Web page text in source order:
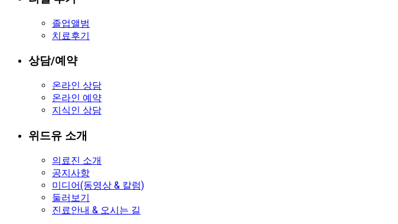
졸업앨범
치료후기
상담/예약
온라인 상담
온라인 예약
지식인 상담
위드유 소개
의료진 소개
공지사항
미디어(동영상 & 칼럼)
둘러보기
진료안내 & 오시는 길